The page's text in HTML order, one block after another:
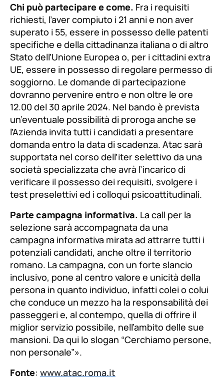
Chi può partecipare e come. Fra i requisiti
richiesti, l’aver compiuto i 21 anni e non aver
superato i 55, essere in possesso delle patenti
specifiche e della cittadinanza italiana o di altro
Stato dell’Unione Europea o, per i cittadini extra
UE, essere in possesso di regolare permesso di
soggiorno. Le domande di partecipazione
dovranno pervenire entro e non oltre le ore
12.00 del 30 aprile 2024. Nel bando è prevista
un’eventuale possibilità di proroga anche se
l’Azienda invita tutti i candidati a presentare
domanda entro la data di scadenza. Atac sarà
supportata nel corso dell’iter selettivo da una
società specializzata che avrà l’incarico di
verificare il possesso dei requisiti, svolgere i
test preselettivi ed i colloqui psicoattitudinali.
Parte campagna informativa. La call per la
selezione sarà accompagnata da una
campagna informativa mirata ad attrarre tutti i
potenziali candidati, anche oltre il territorio
romano. La campagna, con un forte slancio
inclusivo, pone al centro valore e unicità della
persona in quanto individuo, infatti colei o colui
che conduce un mezzo ha la responsabilità dei
passeggeri e, al contempo, quella di offrire il
miglior servizio possibile, nell’ambito delle sue
mansioni. Da qui lo slogan “Cerchiamo persone,
non personale”».
Fonte: www.atac.roma.it